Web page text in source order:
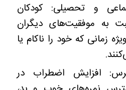
و تحصیلی: کودکان
به موفقیت‌های دیگران
زمانی که خود را ناکام یا
افزایش اضطراب در